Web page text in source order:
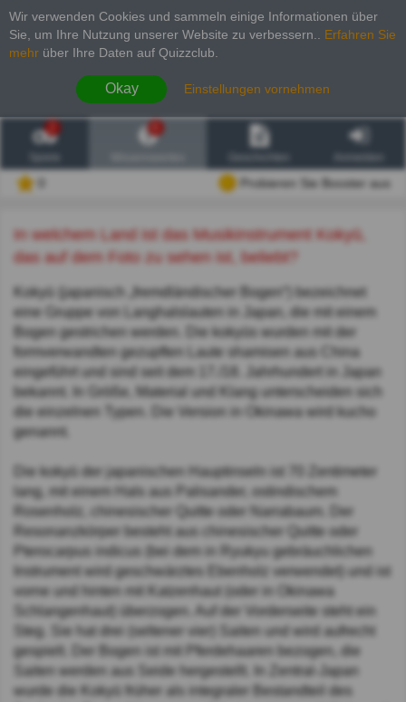
Wir verwenden Cookies und sammeln einige Informationen über
Sie, um Ihre Nutzung unserer Website zu verbessern.
Erfahren Sie
mehr über Ihre Daten auf Quizzclub.
Okay Einstellungen vornehmen
2
Probieren Sie Booster aus
In welchem Land ist das Musikinstrument Kokyū,
das auf dem Foto zu sehen ist, beliebt?
Kokyū (japanisch „fremdländischer Bogen“) bezeichnet
eine Gruppe von Langhalslauten in Japan, die mit einem
Bogen gestrichen werden. Die kokyūs wurden mit der
formverwandten gezupften Laute shamisen aus China
eingeführt und sind seit dem 17./18. Jahrhundert in Japan
bekannt. In Größe, Material und Klang unterscheiden sich
die einzelnen Typen. Die Version in Okinawa wird kucho
genannt.
Die kokyū der japanischen Hauptinseln ist 70 Zentimeter
lang, mit einem Hals aus Palisander, ostindischem
Rosenholz, chinesischer Quitte oder Narrabaum. Der
Resonanzkörper besteht aus chinesischer Quitte oder
Pterocarpus indicus (bei dem in Ryukyu gebräuchlichen
Instrument wird geschwärztes Ebenholz verwendet) und ist
vorne und hinten mit Katzenhaut (oder in Okinawa
Schlangenhaut) überzogen. Auf der Vorderseite steht ein
Steg. Sie hat drei (seltener vier) Saiten und wird aufrecht
gespielt. Der Bogen ist mit Pferdehaaren bezogen, die
Saiten werden aus Seide hergestellt. In Zentral-Japan
wurde die Kokyū früher als integraler Bestandteil des